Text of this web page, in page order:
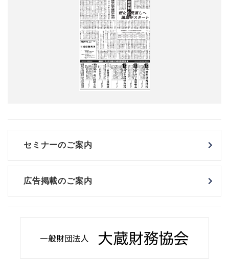
セミナーのご案内
広告掲載のご案内